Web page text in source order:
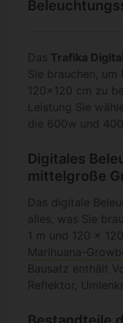
Das Trafika
Sie brauchen, um
120x120 cm zu
Leistung Sie
die 600w und
Digitales
mittelgroße
Das digitale
alles, was Sie
1 m und 120 x
Marihuana-
Bausatz enthält
Reflektor,